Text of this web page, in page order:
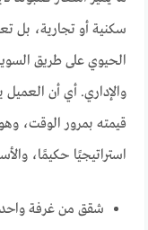
سكنية أو تجارية، بل
الحيوي على طريق
والإداري. أي أن
قيمته بمرور الوقت،
استراتيجيًا حكيمًا،